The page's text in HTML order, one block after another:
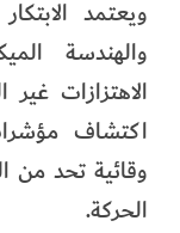
من العالم
الأكثر قراءة
ويعتمد
والهندسة
الاهتزازات
اكتشاف
وقائية تحد من
الحركة.